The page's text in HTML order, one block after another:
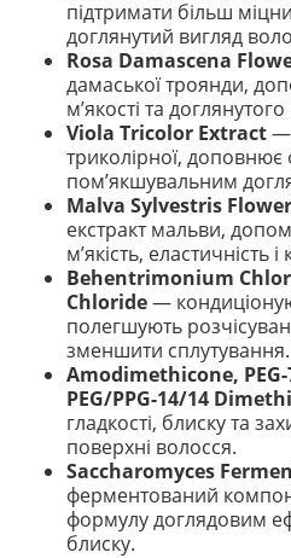
підтримати більш
доглянутий вигляд
Rosa Damascena
дамаської троянди,
м’якості та
Viola Tricolor Extract—
триколірної,
пом’якшувальним
Malva Sylvestris
екстракт мальви,
м’якість, еластичність
Behentrimonium
Chloride—
полегшують
зменшити сплутування.
Amodimethicone,
PEG/PPG-14/14
гладкості, блиску та
поверхні волосся.
Saccharomyces
ферментований
формулу доглядовим
блиску.